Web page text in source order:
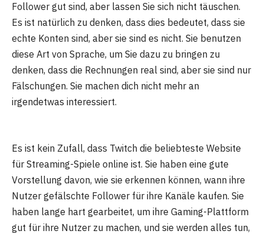
Follower gut sind, aber lassen Sie sich nicht täuschen.
Es ist natürlich zu denken, dass dies bedeutet, dass sie
echte Konten sind, aber sie sind es nicht. Sie benutzen
diese Art von Sprache, um Sie dazu zu bringen zu
denken, dass die Rechnungen real sind, aber sie sind nur
Fälschungen. Sie machen dich nicht mehr an
irgendetwas interessiert.
Es ist kein Zufall, dass Twitch die beliebteste Website
für Streaming-Spiele online ist. Sie haben eine gute
Vorstellung davon, wie sie erkennen können, wann ihre
Nutzer gefälschte Follower für ihre Kanäle kaufen. Sie
haben lange hart gearbeitet, um ihre Gaming-Plattform
gut für ihre Nutzer zu machen, und sie werden alles tun,